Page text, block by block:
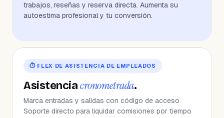
trabajos, reseñas y reserva directa. Aumenta su
autoestima profesional y tu conversión.
⏱ FLEX DE ASISTENCIA DE EMPLEADOS
Asistenciacronometrada.
Marca entradas y salidas con código de acceso.
Soporte directo para liquidar comisiones por tiempo